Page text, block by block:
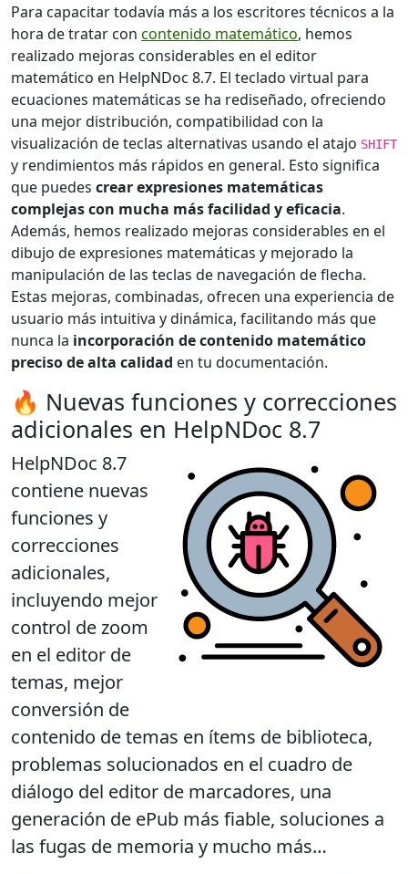
Para capacitar todavía más a los escritores técnicos a la
hora de tratar con contenido matemático, hemos
realizado mejoras considerables en el editor
matemático en HelpNDoc 8.7. El teclado virtual para
ecuaciones matemáticas se ha rediseñado, ofreciendo
una mejor distribución, compatibilidad con la
visualización de teclas alternativas usando el atajo SHIFT
y rendimientos más rápidos en general. Esto significa
que puedes crear expresiones matemáticas
complejas con mucha más facilidad y eficacia.
Además, hemos realizado mejoras considerables en el
dibujo de expresiones matemáticas y mejorado la
manipulación de las teclas de navegación de flecha.
Estas mejoras, combinadas, ofrecen una experiencia de
usuario más intuitiva y dinámica, facilitando más que
nunca la incorporación de contenido matemático
preciso de alta calidad en tu documentación.
🔥 Nuevas funciones y correcciones
adicionales en HelpNDoc 8.7
HelpNDoc 8.7
contiene nuevas
funciones y
correcciones
adicionales,
incluyendo mejor
control de zoom
en el editor de
temas, mejor
conversión de
contenido de temas en ítems de biblioteca,
problemas solucionados en el cuadro de
diálogo del editor de marcadores, una
generación de ePub más fiable, soluciones a
las fugas de memoria y mucho más…